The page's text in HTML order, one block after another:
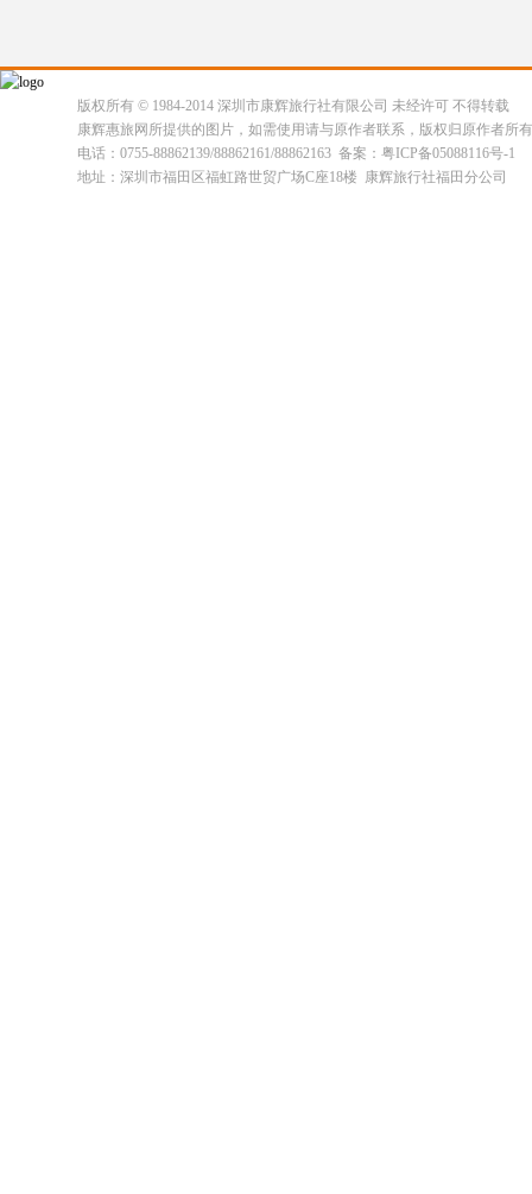
版权所有 © 1984-2014 深圳市康辉旅行社有限公司 未经许可 不得转载
康辉惠旅网所提供的图片，如需使用请与原作者联系，版权归原作者所
电话：0755-88862139/88862161/88862163 备案：粤ICP备05088116号-1
地址：深圳市福田区福虹路世贸广场C座18楼 康辉旅行社福田分公司